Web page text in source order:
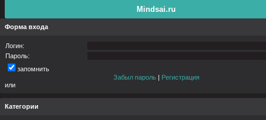
Mindsai.ru
Форма входа
Логин:
Пароль:
запомнить
Забыл пароль | Регистрация
или
Категории